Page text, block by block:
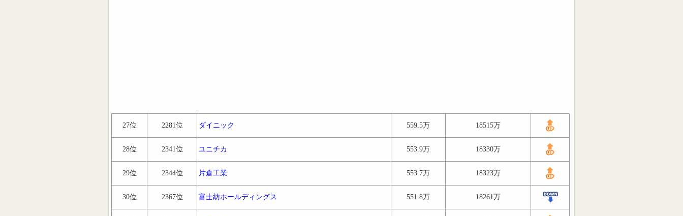
27位 2281位 ダイニック 559.5万 18515万
28位 2341位 ユニチカ 553.9万 18330万
29位 2344位 片倉工業 553.7万 18323万
30位 2367位 富士紡ホールディングス 551.8万 18261万